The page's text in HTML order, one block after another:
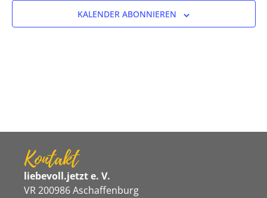
KALENDER ABONNIEREN
Kontakt
liebevoll.jetzt e. V.
VR 200986 Aschaffenburg